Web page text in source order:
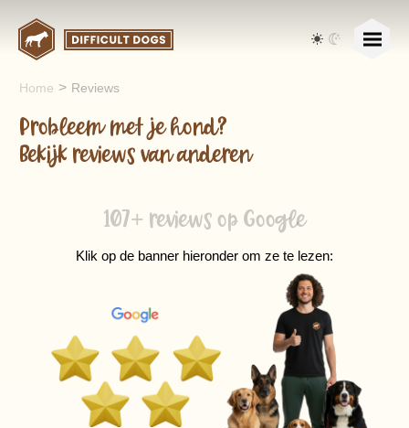
Home > Reviews
Probleem met je hond?
Bekijk reviews van anderen
107+ reviews op Google
Klik op de banner hieronder om ze te lezen: